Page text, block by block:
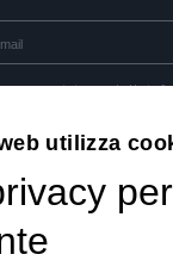
preso visione dell'
GET SOCIAL
utilizza